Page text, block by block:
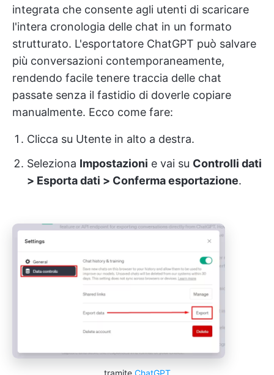
integrata che consente agli utenti di scaricare
l'intera cronologia delle chat in un formato
strutturato. L'esportatore ChatGPT può salvare
più conversazioni contemporaneamente,
rendendo facile tenere traccia delle chat
passate senza il fastidio di doverle copiare
manualmente. Ecco come fare:
Clicca su Utente in alto a destra.
Seleziona Impostazioni e vai su Controlli dati
> Esporta dati > Conferma esportazione.
tramite ChatGPT